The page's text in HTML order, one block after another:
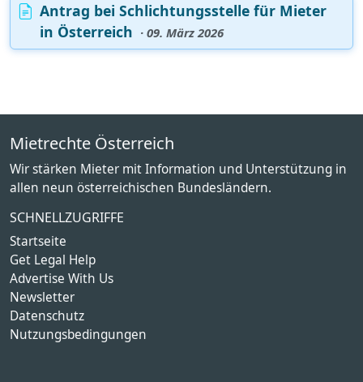
Antrag bei Schlichtungsstelle für Mieter
in Österreich · 09. März 2026
Mietrechte Österreich
Wir stärken Mieter mit Information und Unterstützung in
allen neun österreichischen Bundesländern.
SCHNELLZUGRIFFE
Startseite
Get Legal Help
Advertise With Us
Newsletter
Datenschutz
Nutzungsbedingungen